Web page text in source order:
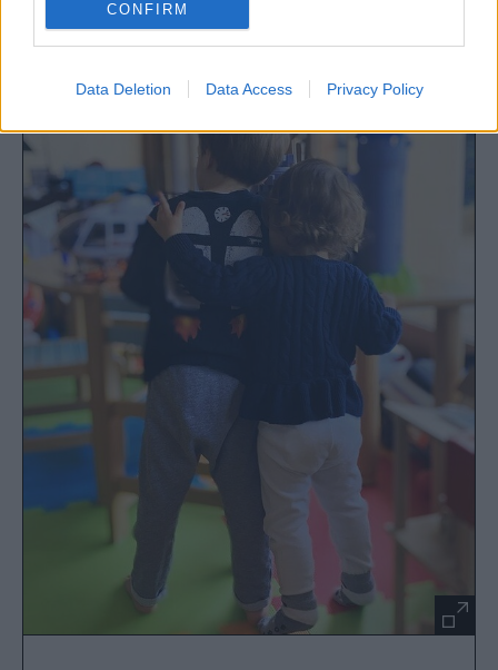
CONFIRM
Data Deletion Data Access Privacy Policy
Δες τη φωτογραφία παρακάτω.